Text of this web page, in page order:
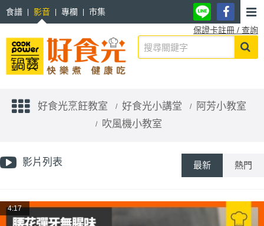
食譜 影音 專欄
市集
保證卡註冊 / 查詢
好食光烹飪教室 好食光小講堂
阿芳小教室
吹風機小教室
影片列表 最新 熱門
4:17